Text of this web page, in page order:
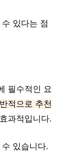
있다는 점
필수적인 요
적으로 추천
과적입니다.
있습니다.